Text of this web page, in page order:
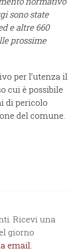
sono state
e altre 660
prossime
per l’utenza il
cui è possibile
di pericolo
del comune.
Ricevi una
giorno
email.